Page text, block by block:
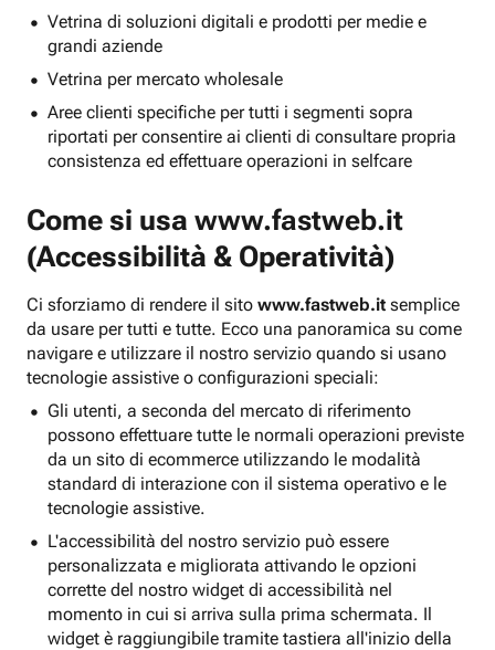
Vetrina di soluzioni digitali e prodotti per medie e
grandi aziende
Vetrina per mercato wholesale
Aree clienti specifiche per tutti i segmenti sopra
riportati per consentire ai clienti di consultare propria
consistenza ed effettuare operazioni in selfcare
Come si usa www.fastweb.it
(Accessibilità & Operatività)
Ci sforziamo di rendere il sito www.fastweb.it semplice
da usare per tutti e tutte. Ecco una panoramica su come
navigare e utilizzare il nostro servizio quando si usano
tecnologie assistive o configurazioni speciali:
Gli utenti, a seconda del mercato di riferimento
possono effettuare tutte le normali operazioni previste
da un sito di ecommerce utilizzando le modalità
standard di interazione con il sistema operativo e le
tecnologie assistive.
L'accessibilità del nostro servizio può essere
personalizzata e migliorata attivando le opzioni
corrette del nostro widget di accessibilità nel
momento in cui si arriva sulla prima schermata. Il
widget è raggiungibile tramite tastiera all'inizio della